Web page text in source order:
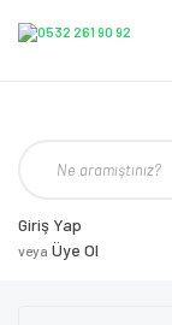
Giriş Yap
veya Üye Ol